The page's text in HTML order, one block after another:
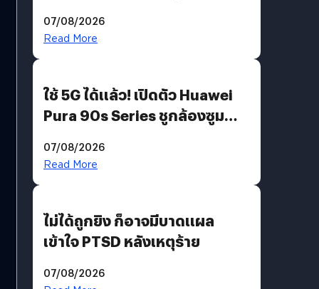
บริโภคและ B2B
07/08/2026
Read More
ใช้ 5G ได้แล้ว! เปิดตัว Huawei
Pura 90s Series ชูกล้องซูม
07/08/2026
Read More
ไม่ได้ถูกยิง ก็อาจมีบาดแผล
เข้าใจ PTSD หลังเหตุร้าย
07/08/2026